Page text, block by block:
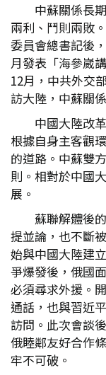
中蘇關係長
兩利、鬥則兩敗
委員會總書記後
月發表「海參崴
12月，中共外交
訪大陸，中蘇關
中國大陸改
根據自身主客觀
的道路。中蘇雙
則。相對於中國
展。
蘇聯解體後
提並論，也不斷
始與中國大陸建
爭爆發後，俄國
必須尋求外援。
通話，也與習近
訪問。此次會談
俄睦鄰友好合作
牢不可破。